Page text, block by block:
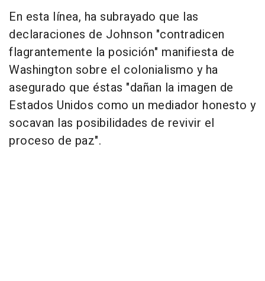
En esta línea, ha subrayado que las
declaraciones de Johnson "contradicen
flagrantemente la posición" manifiesta de
Washington sobre el colonialismo y ha
asegurado que éstas "dañan la imagen de
Estados Unidos como un mediador honesto y
socavan las posibilidades de revivir el
proceso de paz".